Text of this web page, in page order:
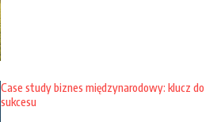
Case study biznes międzynarodowy: klucz do
sukcesu